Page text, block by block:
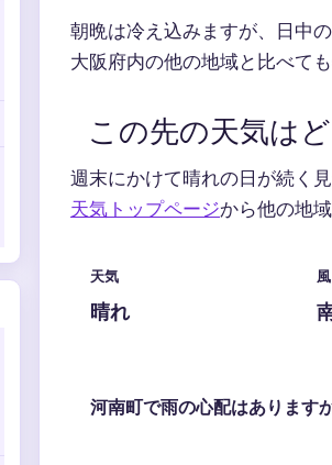
朝晩は冷え込みますが、日中
大阪府内の他の地域と比べて
この先の天気は
週末にかけて晴れの日が続く
天気トップページから他の地
天気
晴れ
風
河南町で雨の心配はあります